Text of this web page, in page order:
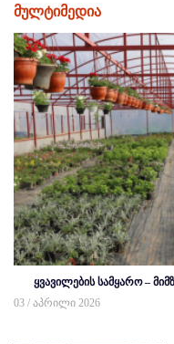
მულტიმედია
ყვავილების სამყარო –
03 / აპრილი 2026